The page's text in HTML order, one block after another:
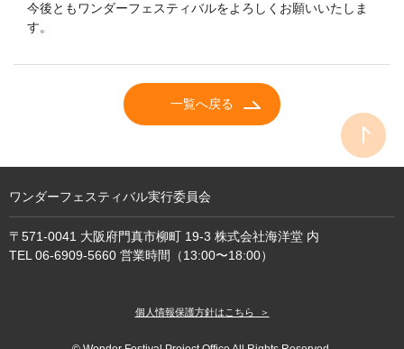
今後ともワンダーフェスティバルをよろしくお願いいたしま
す。
一覧へ戻る
ワンダーフェスティバル実行委員会
〒571-0041 大阪府門真市柳町 19-3 株式会社海洋堂 内
TEL 06-6909-5660 営業時間（13:00〜18:00）
個人情報保護方針はこちら ＞